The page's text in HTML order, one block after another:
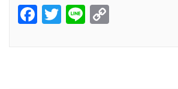
Facebook
Twitter
Line